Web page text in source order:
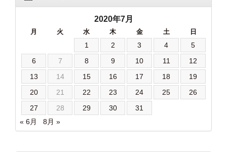
2020年7月
月 火 水 木 金 土 日
1 2 3 4
5
6
7 8 9 10 11
12
13
14 15 16 17 18
19
20
21 22 23 24 25
26
27
28 29 30
31
« 6月
8月 »